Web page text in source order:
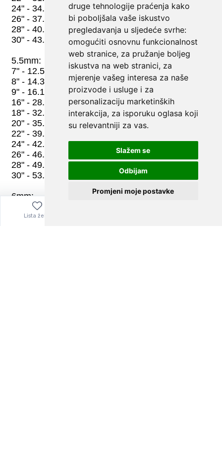
druge tehnologije praćenja kako
bi poboljšala vaše iskustvo
pregledavanja u sljedeće svrhe:
omogućiti osnovnu funkcionalnost
web stranice, za pružanje boljeg
iskustva na web stranici, za
mjerenje vašeg interesa za naše
proizvode i usluge i za
personalizaciju marketinških
interakcija, za isporuku oglasa koji
su relevantniji za vas.
Slažem se
Odbijam
Promjeni moje postavke
Lista želja